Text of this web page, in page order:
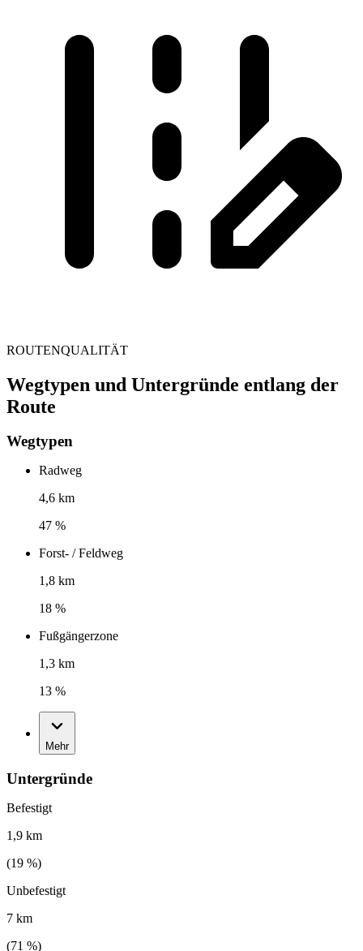
ROUTENQUALITÄT
Wegtypen und Untergründe entlang der
Route
Wegtypen
Radweg
4,6 km
47 %
Forst- / Feldweg
1,8 km
18 %
Fußgängerzone
1,3 km
13 %
Mehr
Untergründe
Befestigt
1,9 km
(19 %)
Unbefestigt
7 km
(71 %)